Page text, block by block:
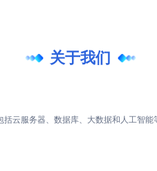
关于我们
云服务器、数据库、大数据和人工智